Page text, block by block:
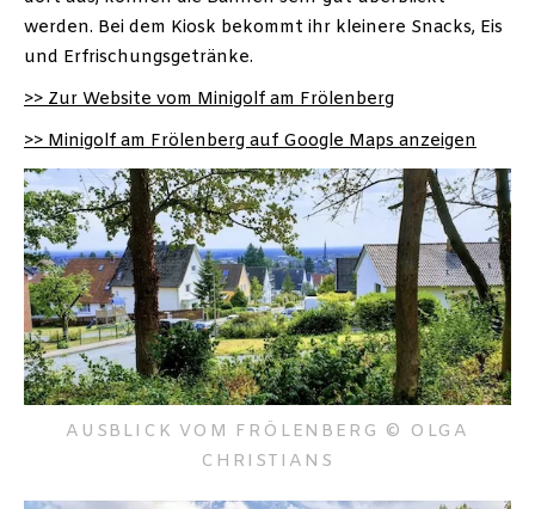
werden. Bei dem Kiosk bekommt ihr kleinere Snacks, Eis
und Erfrischungsgetränke.
>> Zur Website vom Minigolf am Frölenberg
>> Minigolf am Frölenberg auf Google Maps anzeigen
AUSBLICK VOM FRÖLENBERG © OLGA
CHRISTIANS